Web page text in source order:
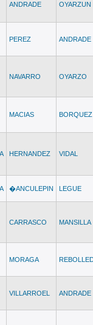
ANDRADE OYARZUN
PEREZ ANDRADE
NAVARRO OYARZO
MACIAS BORQUEZ
HERNANDEZ VIDAL
�ANCULEPIN LEGUE
CARRASCO MANSILLA
MORAGA
VILLARROEL ANDRADE